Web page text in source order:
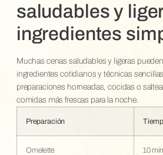
saludables y
ingredientes
Muchas cenas saludables y ligeras
ingredientes cotidianos y técnicas
preparaciones horneadas, cocidas o
comidas más frescas para la noche.
Preparación
Omelette 10